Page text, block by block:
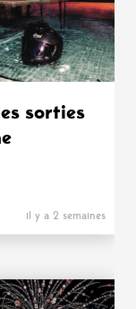
sorties
il y a 2 semaines